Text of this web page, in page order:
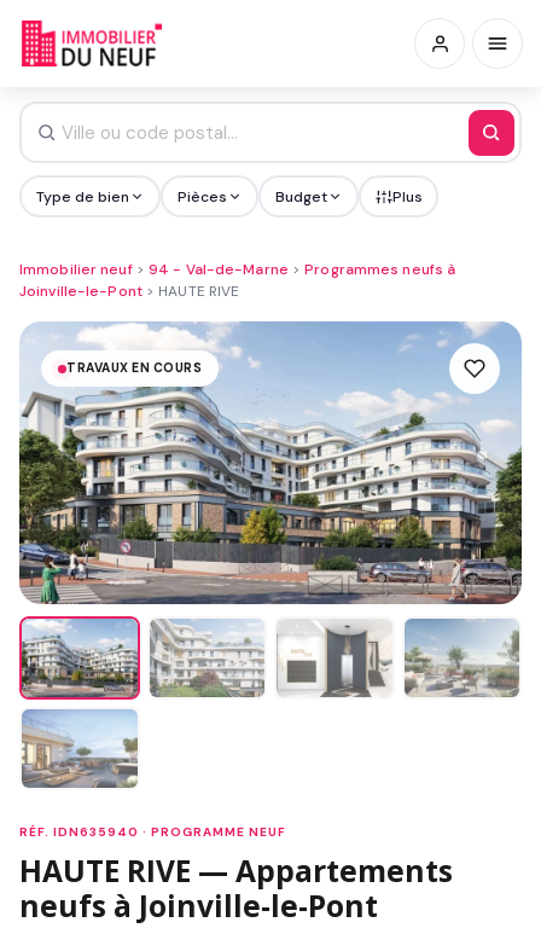
Type de bien Pièces Budget Plus
Immobilier neuf> 94 - Val-de-Marne >Programmes neufs à
Joinville-le-Pont> HAUTE RIVE
TRAVAUX EN COURS
RÉF. IDN635940 · PROGRAMME NEUF
HAUTE RIVE — Appartements
neufs à Joinville-le-Pont